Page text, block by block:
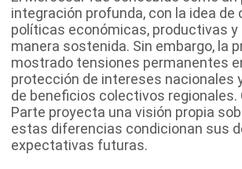
integración profunda, con la idea de
políticas económicas, productivas
manera sostenida. Sin embargo, la
mostrado tensiones permanentes
protección de intereses nacionales
de beneficios colectivos regionales.
Parte proyecta una visión propia
estas diferencias condicionan sus
expectativas futuras.